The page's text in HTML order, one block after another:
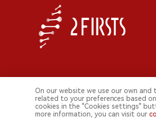
© 2026 Shenzhen 2FIRSTS
On our website we use our own
related to your preferences based
cookies in the "Cookies settings"
more information, you can visit our